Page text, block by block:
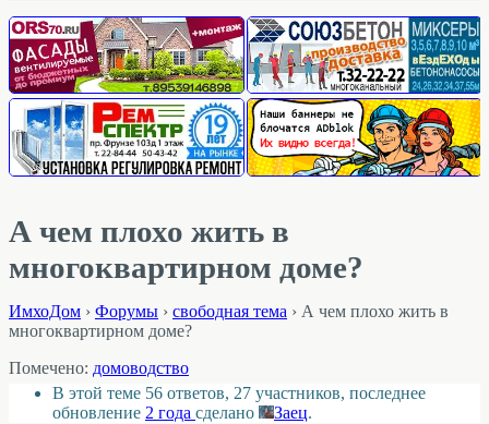
А чем плохо жить в
многоквартирном доме?
ИмхоДом › Форумы › свободная тема › А чем плохо жить в
многоквартирном доме?
Помечено: домоводство
В этой теме 56 ответов, 27 участников, последнее
обновление 2 года сделано Заец.